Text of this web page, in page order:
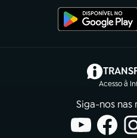
Acesso à
Siga-nos nas